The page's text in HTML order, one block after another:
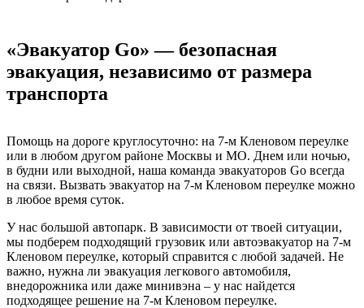
«Эвакуатор Go» — безопасная
эвакуация, независимо от размера
транспорта
Помощь на дороге круглосуточно: на 7-м Кленовом переулке
или в любом другом районе Москвы и МО. Днем или ночью,
в будни или выходной, наша команда эвакуаторов Go всегда
на связи. Вызвать эвакуатор на 7-м Кленовом переулке можно
в любое время суток.
У нас большой автопарк. В зависимости от твоей ситуации,
мы подберем подходящий грузовик или автоэвакуатор на 7-м
Кленовом переулке, который справится с любой задачей. Не
важно, нужна ли эвакуация легкового автомобиля,
внедорожника или даже минивэна – у нас найдется
подходящее решение на 7-м Кленовом переулке.